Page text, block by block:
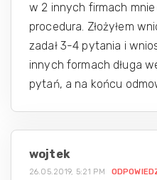
w 2 innych firmach
procedura. Złożyłem
zadał 3-4 pytania i
innych formach długa
pytań, a na końcu
wojtek
26.05.2019, 5:21 PM